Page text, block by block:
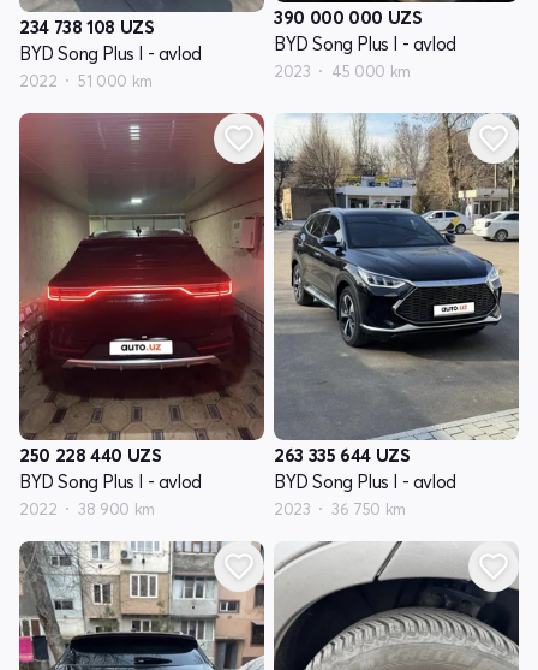
234 738 108 UZS
BYD Song Plus I - avlod
2022 51 000 km
390 000 000 UZS
BYD Song Plus I - avlod
2023 45 000 km
250 228 440 UZS
BYD Song Plus I - avlod
2022 38 900 km
263 335 644 UZS
BYD Song Plus I - avlod
2023 36 750 km